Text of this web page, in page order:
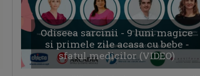
Odiseea sarcinii - 9 luni magice
si primele zile acasa cu bebe -
sfatul medicilor (VIDEO)